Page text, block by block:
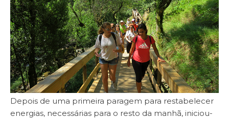
Depois de uma primeira paragem para restabelecer
energias, necessárias para o resto da manhã, iniciou-